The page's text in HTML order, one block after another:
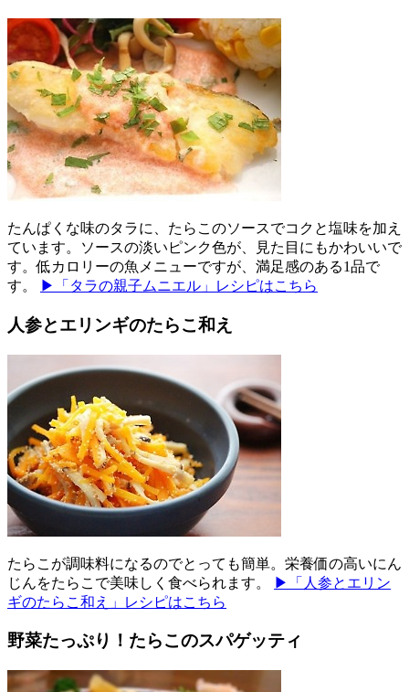
たんぱくな味のタラに、たらこのソースでコクと塩味を加え
ています。ソースの淡いピンク色が、見た目にもかわいいで
す。低カロリーの魚メニューですが、満足感のある1品で
す。
▶「タラの親子ムニエル」レシピはこちら
人参とエリンギのたらこ和え
たらこが調味料になるのでとっても簡単。栄養価の高いにん
じんをたらこで美味しく食べられます。
▶「人参とエリン
ギのたらこ和え」レシピはこちら
野菜たっぷり！たらこのスパゲッティ